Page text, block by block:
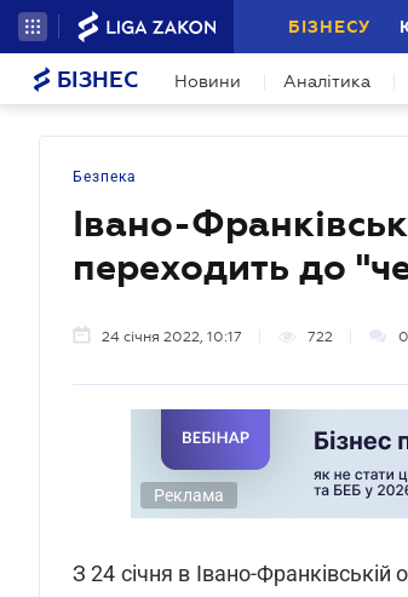
БІЗНЕСУ
БІЗНЕС Новини Аналітика
Безпека
Івано-
переходить до
24 січня 2022, 10:17 722 0
Реклама
З 24 січня в Івано-Франківській